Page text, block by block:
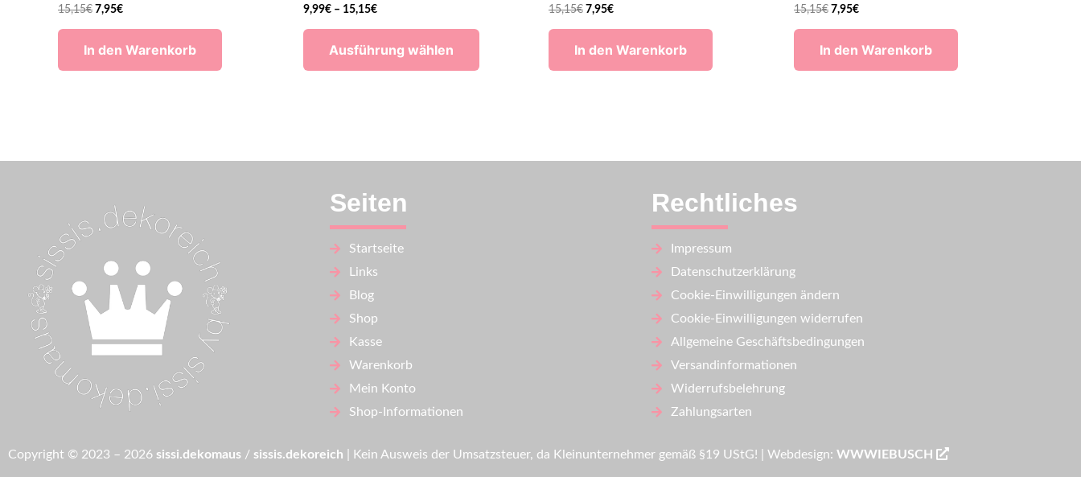
Bewertet
mit
0
15,15€ 7,95€
In den Warenkorb
Bewertet
mit
0
9,99€ – 15,15€
Ausführung wählen
Bewertet
mit
0
15,15€ 7,95€
In den Warenkorb
Bewertet
mit
0
15,15€ 7,95€
In den Warenkorb
Seiten
Startseite
Links
Blog
Shop
Kasse
Warenkorb
Mein Konto
Shop-Informationen
Rechtliches
Impressum
Datenschutzerklärung
Cookie-Einwilligungen ändern
Cookie-Einwilligungen widerrufen
Allgemeine Geschäftsbedingungen
Versandinformationen
Widerrufsbelehrung
Zahlungsarten
Copyright © 2023 – 2026 sissi.dekomaus / sissis.dekoreich | Kein Ausweis der Umsatzsteuer, da Kleinunternehmer gemäß §19 UStG! | Webdesign: WWWIEBUSCH